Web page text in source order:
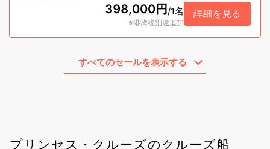
398,000円/1名
※港湾税別途追加
詳細を見る
すべてのセールを表示する
プリンセス・クルーズのクルーズ船